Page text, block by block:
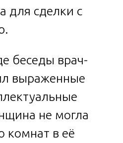
для сделки с
беседы врач-
выраженные
не могла
комнат в её